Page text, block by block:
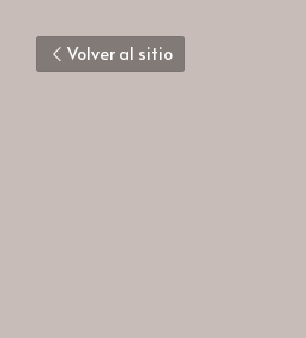
Volver al sitio